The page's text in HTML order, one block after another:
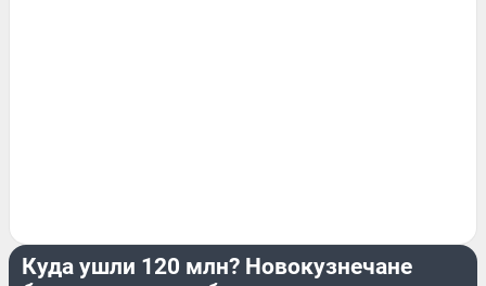
Куда ушли 120 млн? Новокузнечане